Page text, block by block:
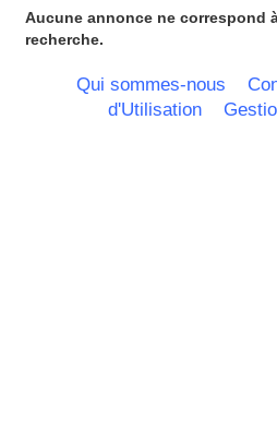
Pays Bas
Pays de la Loire
Poitou Charentes
Principauté de Monaco
Provence Alpes Cote d'Azur -
Aucune annonce ne correspond
recherche.
Qui sommes-nous
d'Utilisation